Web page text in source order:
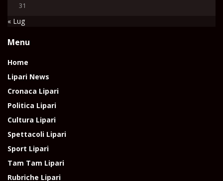
31
« Lug
Menu
Home
Lipari News
Cronaca Lipari
Politica Lipari
Cultura Lipari
Spettacoli Lipari
Sport Lipari
Tam Tam Lipari
Rubriche Lipari